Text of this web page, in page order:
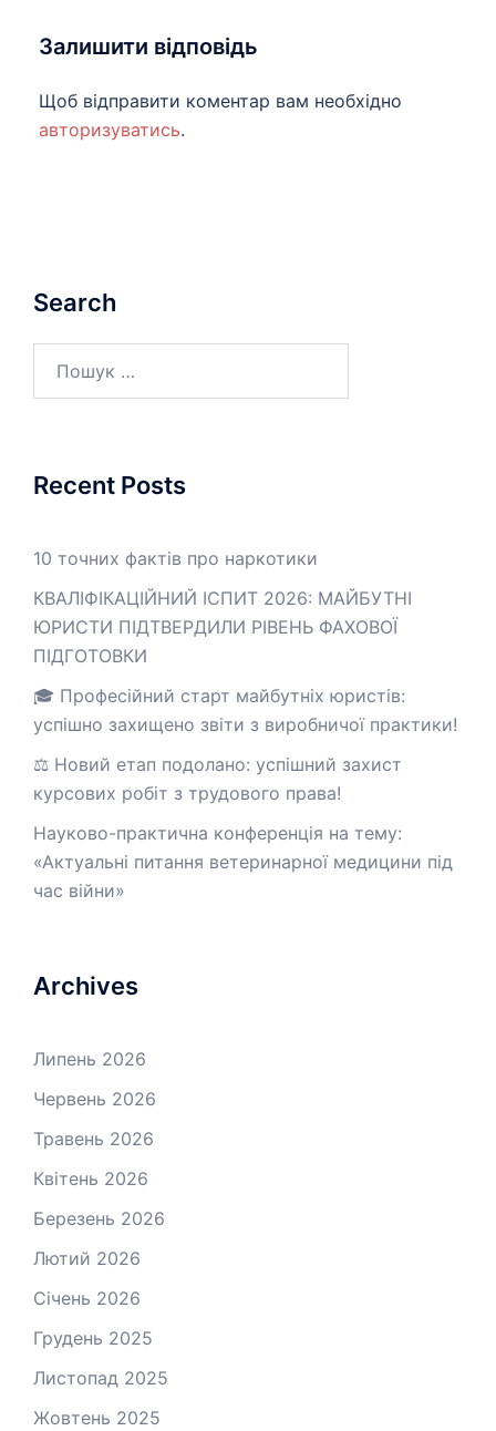
Залишити відповідь
Щоб відправити коментар вам необхідно
авторизуватись.
Search
Recent Posts
10 точних фактів про наркотики
КВАЛІФІКАЦІЙНИЙ ІСПИТ 2026: МАЙБУТНІ
ЮРИСТИ ПІДТВЕРДИЛИ РІВЕНЬ ФАХОВОЇ
ПІДГОТОВКИ
🎓 Професійний старт майбутніх юристів:
успішно захищено звіти з виробничої практики!
⚖️ Новий етап подолано: успішний захист
курсових робіт з трудового права!
Науково-практична конференція на тему:
«Актуальні питання ветеринарної медицини під
час війни»
Archives
Липень 2026
Червень 2026
Травень 2026
Квітень 2026
Березень 2026
Лютий 2026
Січень 2026
Грудень 2025
Листопад 2025
Жовтень 2025